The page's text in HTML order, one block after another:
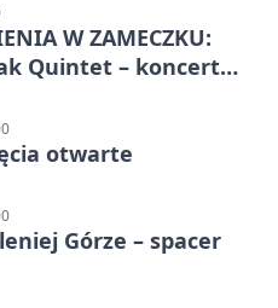
W ZAMECZKU:
Quintet – koncert
otwarte
Górze – spacer